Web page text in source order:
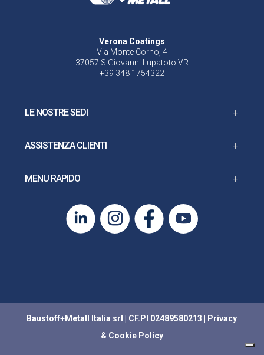
Verona Coatings
Via Monte Corno, 4
37057 S.Giovanni Lupatoto VR
+39 348 1754322
LE NOSTRE SEDI
ASSISTENZA CLIENTI
MENU RAPIDO
Baustoff+Metall Italia srl | CF.PI 02489580213 |
Privacy
& Cookie Policy